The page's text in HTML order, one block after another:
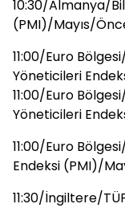
10:30/Almanya/
(PMI)/Mayıs/
11:00/Euro
Yöneticileri
11:00/Euro
Yöneticileri
11:00/Euro
Endeksi (PMI)/
11:30/İngiltere/